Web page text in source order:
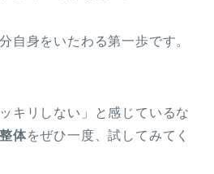
自身をいたわる第一歩です。
キリしない」と感じているな
体をぜひ一度、試してみてく